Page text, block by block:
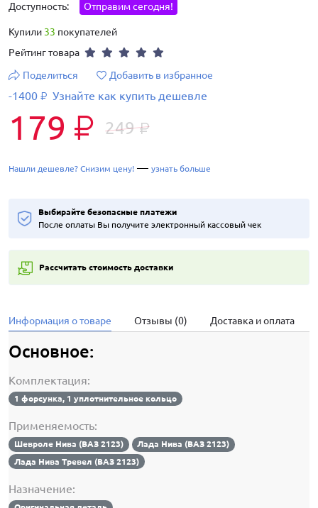
Доступность:
Отправим сегодня!
Купили33 покупателей
Рейтинг товара
Поделиться
Добавить в избранное
-1400 ₽ Узнайте как купить дешевле
179 ₽ 249₽
Нашли дешевле? Снизим цену! — узнать больше
Выбирайте безопасные платежи
После оплаты Вы получите электронный кассовый чек
Рассчитать стоимость доставки
Информация о товаре Отзывы (0) Доставка и оплата
Основное:
Комплектация:
1 форсунка, 1 уплотнительное кольцо
Применяемость:
Шевроле Нива (ВАЗ 2123)
Лада Нива (ВАЗ 2123)
Лада Нива Тревел (ВАЗ 2123)
Назначение: